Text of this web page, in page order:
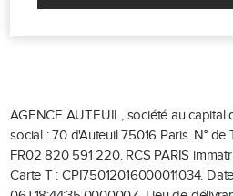
AGENCE AUTEUIL, société au
social : 70 d'Auteuil 75016 Paris. N° de
FR02 820 591 220. RCS PARIS
Carte T : CPI75012016000011034.